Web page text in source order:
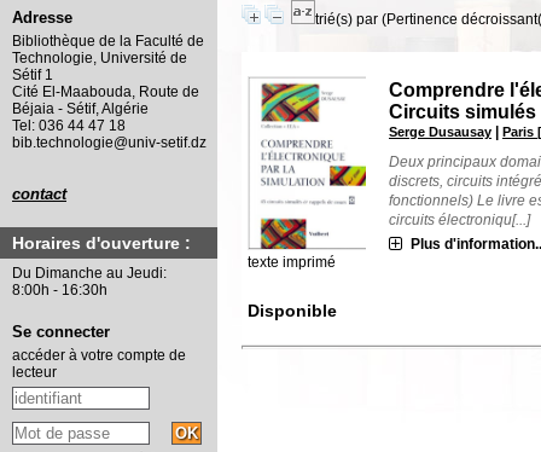
trié(s) par (Pertinence
texte imprimé
Comprendre
Circuits
Serge Dusausay |Paris
Deux principaux
discrets, circuits
fonctionnels) Le livre
circuits électroniqu[...]
Plus
Disponible
Adresse
Bibliothèque de la Faculté de
Technologie, Université de
Sétif 1
Cité El-Maabouda, Route de
Béjaia - Sétif, Algérie
Tel: 036 44 47 18
bib.technologie@univ-setif.dz
contact
Horaires d'ouverture :
Du Dimanche au Jeudi:
8:00h - 16:30h
Se connecter
accéder à votre compte de
lecteur